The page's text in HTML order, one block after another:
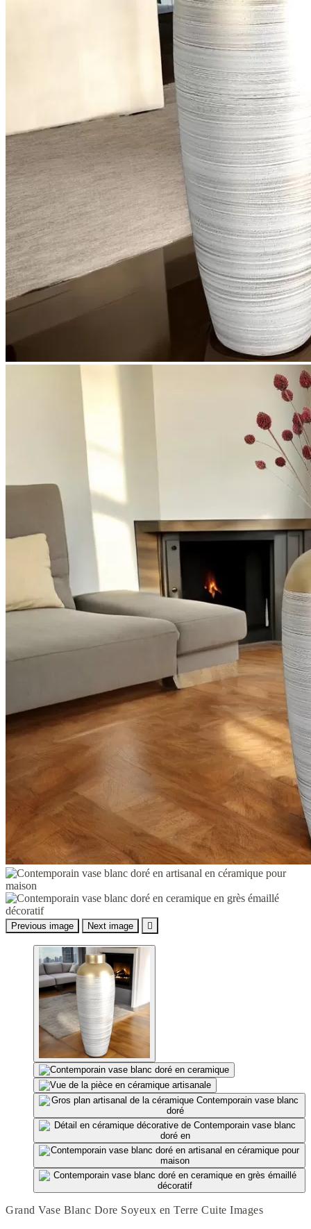
Previous image Next image 
Grand Vase Blanc Dore Soyeux en Terre Cuite Images